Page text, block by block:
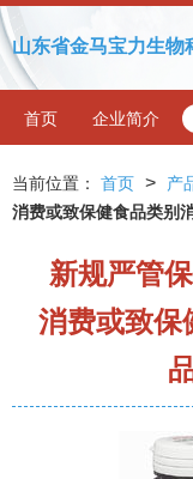
山东省金马宝力生物
首页 企业简介
当前位置： 首页 > 产
消费或致保健食品类别
新规严管
消费或致保